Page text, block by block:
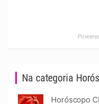
Na categoria
Horóscopo